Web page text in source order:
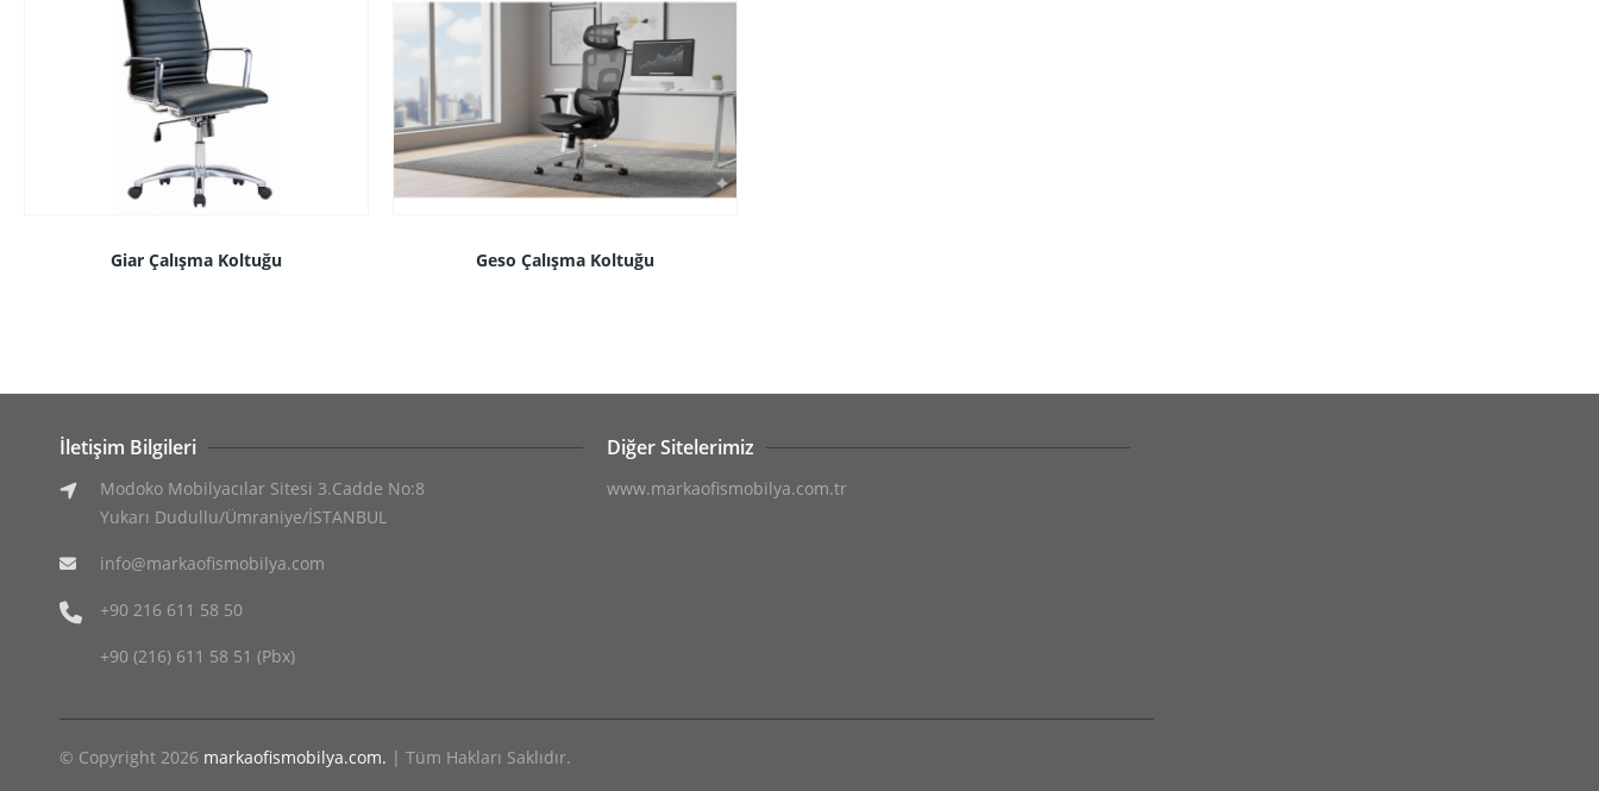
Giar Çalışma Koltuğu Geso Çalışma Koltuğu
İletişim Bilgileri
Modoko Mobilyacılar Sitesi 3.Cadde No:8
Yukarı Dudullu/Ümraniye/İSTANBUL
info@markaofismobilya.com
+90 216 611 58 50
+90 (216) 611 58 51 (Pbx)
Diğer Sitelerimiz
www.markaofismobilya.com.tr
© Copyright 2026 markaofismobilya.com. | Tüm Hakları Saklıdır.